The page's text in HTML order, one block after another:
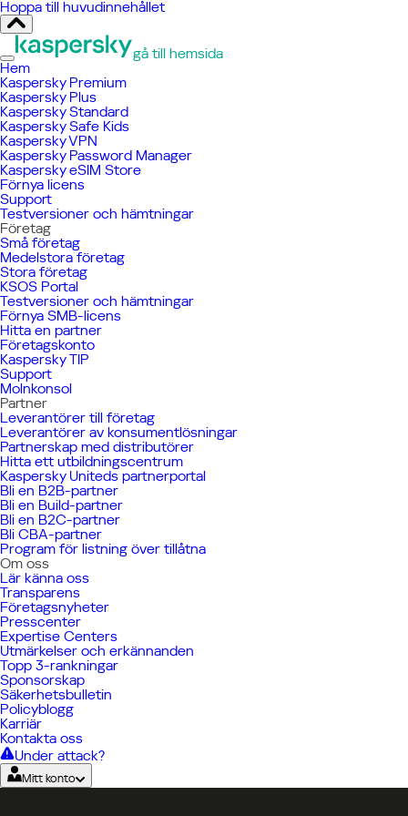
Hoppa till huvudinnehållet
gå till hemsida
Hem
Kaspersky Premium
Kaspersky Plus
Kaspersky Standard
Kaspersky Safe Kids
Kaspersky VPN
Kaspersky Password Manager
Kaspersky eSIM Store
Förnya licens
Support
Testversioner och hämtningar
Företag
Små företag
Medelstora företag
Stora företag
KSOS Portal
Testversioner och hämtningar
Förnya SMB-licens
Hitta en partner
Företagskonto
Kaspersky TIP
Support
Molnkonsol
Partner
Leverantörer till företag
Leverantörer av konsumentlösningar
Partnerskap med distributörer
Hitta ett utbildningscentrum
Kaspersky Uniteds partnerportal
Bli en B2B-partner
Bli en Build-partner
Bli en B2C-partner
Bli CBA-partner
Program för listning över tillåtna
Om oss
Lär känna oss
Transparens
Företagsnyheter
Presscenter
Expertise Centers
Utmärkelser och erkännanden
Topp 3-rankningar
Sponsorskap
Säkerhetsbulletin
Policyblogg
Karriär
Kontakta oss
Under attack?
Mitt konto